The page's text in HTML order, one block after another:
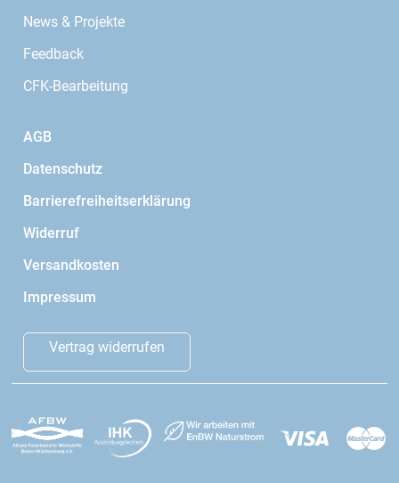
News & Projekte
Feedback
CFK-Bearbeitung
AGB
Datenschutz
Barrierefreiheitserklärung
Widerruf
Versandkosten
Impressum
Vertrag widerrufen